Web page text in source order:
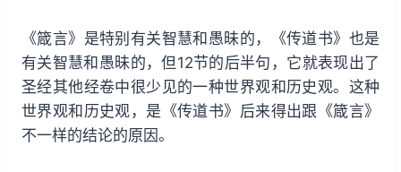
《箴言》是特别有关智慧和愚昧的，《传道书》也是
有关智慧和愚昧的，但12节的后半句，它就表现出了
圣经其他经卷中很少见的一种世界观和历史观。这种
世界观和历史观，是《传道书》后来得出跟《箴言》
不一样的结论的原因。